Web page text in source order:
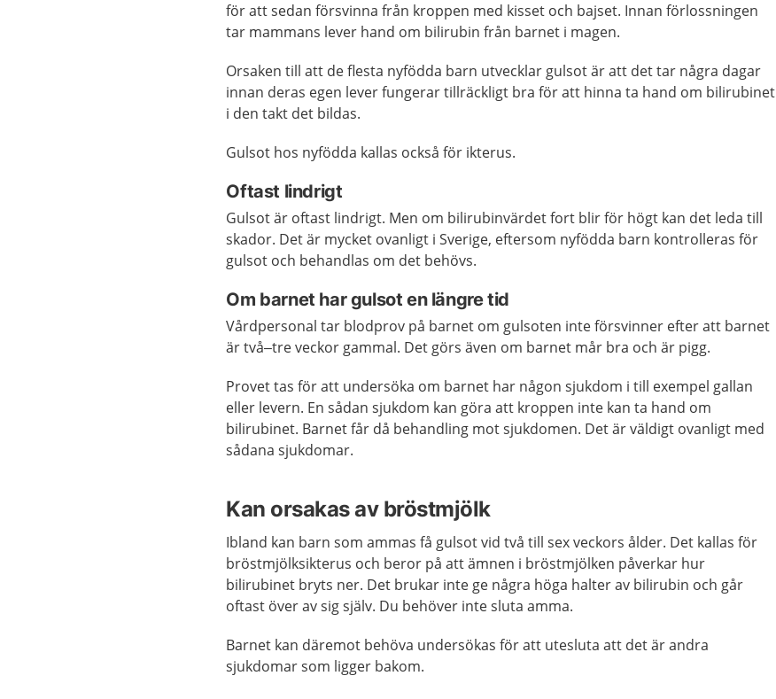
för att sedan försvinna från kroppen med kisset och bajset. Innan förlossningen
tar mammans lever hand om bilirubin från barnet i magen.
Orsaken till att de flesta nyfödda barn utvecklar gulsot är att det tar några dagar
innan deras egen lever fungerar tillräckligt bra för att hinna ta hand om bilirubinet
i den takt det bildas.
Gulsot hos nyfödda kallas också för ikterus.
Oftast lindrigt
Gulsot är oftast lindrigt. Men om bilirubinvärdet fort blir för högt kan det leda till
skador. Det är mycket ovanligt i Sverige, eftersom nyfödda barn kontrolleras för
gulsot och behandlas om det behövs.
Om barnet har gulsot en längre tid
Vårdpersonal tar blodprov på barnet om gulsoten inte försvinner efter att barnet
är två–tre veckor gammal. Det görs även om barnet mår bra och är pigg.
Provet tas för att undersöka om barnet har någon sjukdom i till exempel gallan
eller levern. En sådan sjukdom kan göra att kroppen inte kan ta hand om
bilirubinet. Barnet får då behandling mot sjukdomen. Det är väldigt ovanligt med
sådana sjukdomar.
Kan orsakas av bröstmjölk
Ibland kan barn som ammas få gulsot vid två till sex veckors ålder. Det kallas för
bröstmjölksikterus och beror på att ämnen i bröstmjölken påverkar hur
bilirubinet bryts ner. Det brukar inte ge några höga halter av bilirubin och går
oftast över av sig själv. Du behöver inte sluta amma.
Barnet kan däremot behöva undersökas för att utesluta att det är andra
sjukdomar som ligger bakom.